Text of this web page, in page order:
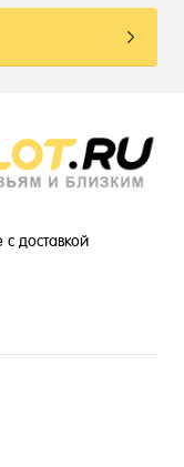
доставкой